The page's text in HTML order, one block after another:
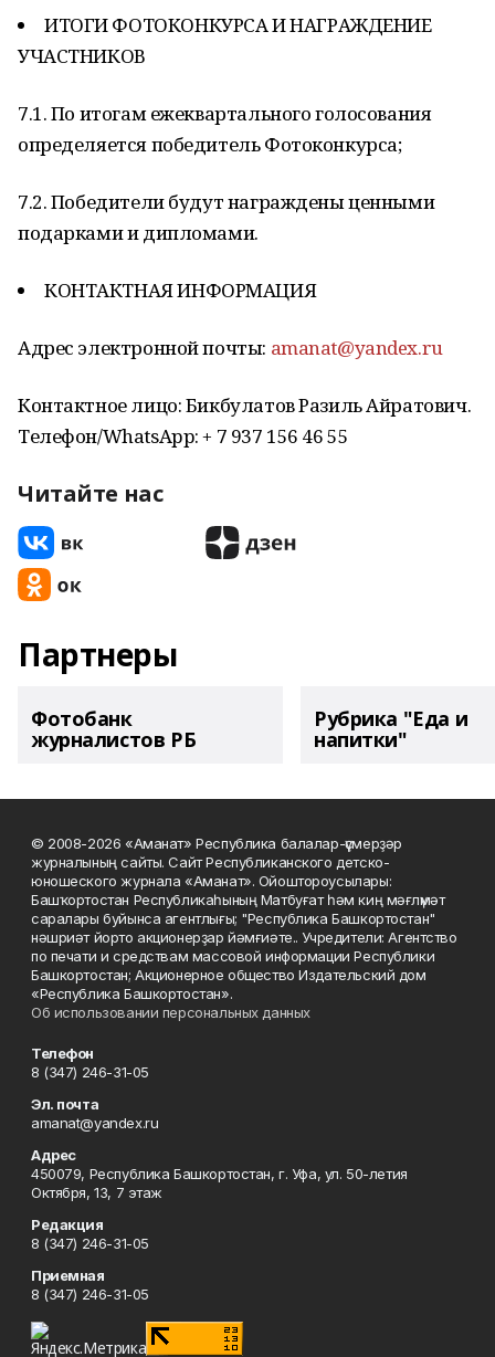
ИТОГИ ФОТОКОНКУРСА И НАГРАЖДЕНИЕ
УЧАСТНИКОВ
7.1. По итогам ежеквартального голосования
определяется победитель Фотоконкурса;
7.2. Победители будут награждены ценными
подарками и дипломами.
КОНТАКТНАЯ ИНФОРМАЦИЯ
Адрес электронной почты: amanat@yandex.ru
Контактное лицо: Бикбулатов Разиль Айратович.
Телефон/WhatsApp: + 7 937 156 46 55
Читайте нас
Партнеры
Фотобанк
журналистов РБ
Рубрика "Еда и
напитки"
© 2008-2026 «Аманат» Республика балалар-үҫмерҙәр
журналының сайты. Сайт Республиканского детско-
юношеского журнала «Аманат». Ойоштороусылары:
Башҡортостан Республикаһының Матбуғат һәм киң мәғлүмәт
саралары буйынса агентлығы; "Республика Башкортостан"
нәшриәт йорто акционерҙар йәмғиәте.. Учредители: Агентство
по печати и средствам массовой информации Республики
Башкортостан; Акционерное общество Издательский дом
«Республика Башкортостан».
Об использовании персональных данных
Телефон
8 (347) 246-31-05
Эл. почта
amanat@yandex.ru
Адрес
450079, Республика Башкортостан, г. Уфа, ул. 50-летия
Октября, 13, 7 этаж
Редакция
8 (347) 246-31-05
Приемная
8 (347) 246-31-05